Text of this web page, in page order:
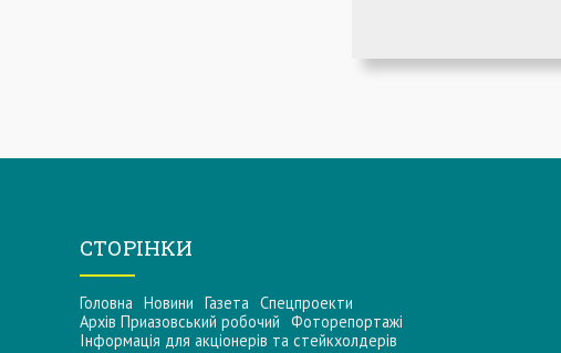
СТОРІНКИ
Головна Новини Газета Спецпроекти
Архів Приазовський робочий Фоторепортажі
Інформацiя для акцiонерiв та стейкхолдерiв